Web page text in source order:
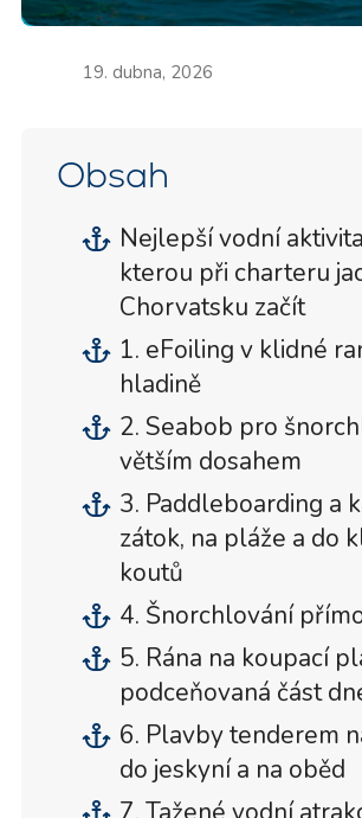
19. dubna, 2026
Obsah
Nejlepší vodní
kterou při charteru
Chorvatsku začít
1. eFoiling v klidné
hladině
2. Seabob pro
větším dosahem
3. Paddleboarding a
zátok, na pláže a do
koutů
4. Šnorchlování
5. Rána na koupací
podceňovaná část
6. Plavby tenderem
do jeskyní a na oběd